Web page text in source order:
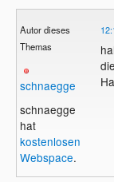
Autor dieses
Themas
schnaegge
schnaegge
hat
kostenlosen
Webspace.